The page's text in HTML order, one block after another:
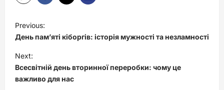
P
o
s
t
n
Previous:
День пам’яті кіборгів: історія мужності та незламності
Next:
Всесвітній день вторинної переробки: чому це
важливо для нас